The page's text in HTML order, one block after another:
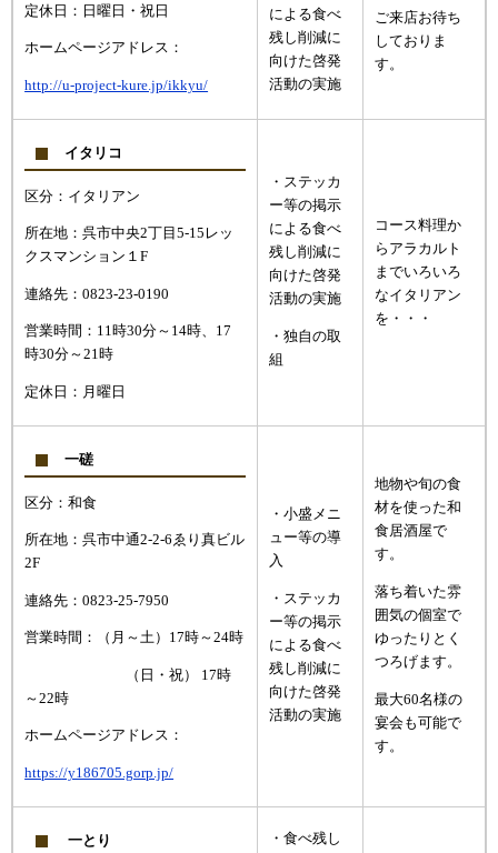
定休日：日曜日・祝日
ホームページアドレス：
http://u-project-kure.jp/ikkyu/
による食べ
残し削減に
向けた啓発
活動の実施
ご来店お待ち
しておりま
す。
イタリコ
区分：イタリアン
所在地：呉市中央2丁目5-15レッ
クスマンション１F
連絡先：0823-23-0190
営業時間：11時30分～14時、17
時30分～21時
定休日：月曜日
・ステッカ
ー等の掲示
による食べ
残し削減に
向けた啓発
活動の実施
・独自の取
組
コース料理か
らアラカルト
までいろいろ
なイタリアン
を・・・
一磋
区分：和食
所在地：呉市中通2‐2‐6ゑり真ビル
2F
連絡先：0823-25-7950
営業時間：（月～土）17時～24時
（日・祝） 17時
～22時
ホームページアドレス：
https://y186705.gorp.jp/
・小盛メニ
ュー等の導
入
・ステッカ
ー等の掲示
による食べ
残し削減に
向けた啓発
活動の実施
地物や旬の食
材を使った和
食居酒屋で
す。
落ち着いた雰
囲気の個室で
ゆったりとく
つろげます。
最大60名様の
宴会も可能で
す。
一とり
・食べ残し